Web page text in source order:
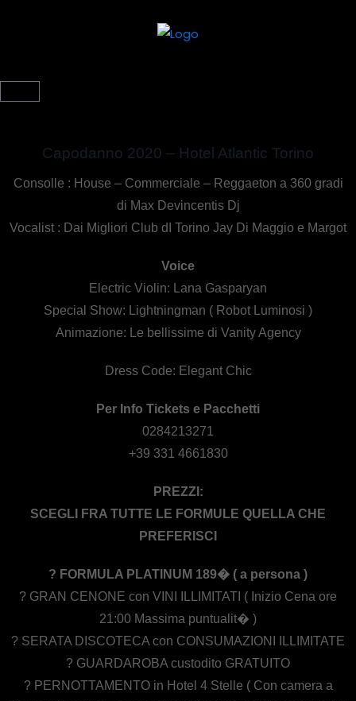
Capodanno 2020 – Hotel Atlantic Torino
Consolle : House – Commerciale – Reggaeton a 360 gradi
di Max Devincentis Dj
Vocalist : Dai Migliori Club dI Torino Jay Di Maggio e Margot
Voice
Electric Violin: Lana Gasparyan
Special Show: Lightningman ( Robot Luminosi )
Animazione: Le bellissime di Vanity Agency
Dress Code: Elegant Chic
Per Info Tickets e Pacchetti
0284213271
+39 331 4661830
PREZZI:
SCEGLI FRA TUTTE LE FORMULE QUELLA CHE
PREFERISCI
? FORMULA PLATINUM 189� ( a persona )
? GRAN CENONE con VINI ILLIMITATI ( Inizio Cena ore
21:00 Massima puntualit� )
? SERATA DISCOTECA con CONSUMAZIONI ILLIMITATE
? GUARDAROBA custodito GRATUITO
? PERNOTTAMENTO in Hotel 4 Stelle ( Con camera a